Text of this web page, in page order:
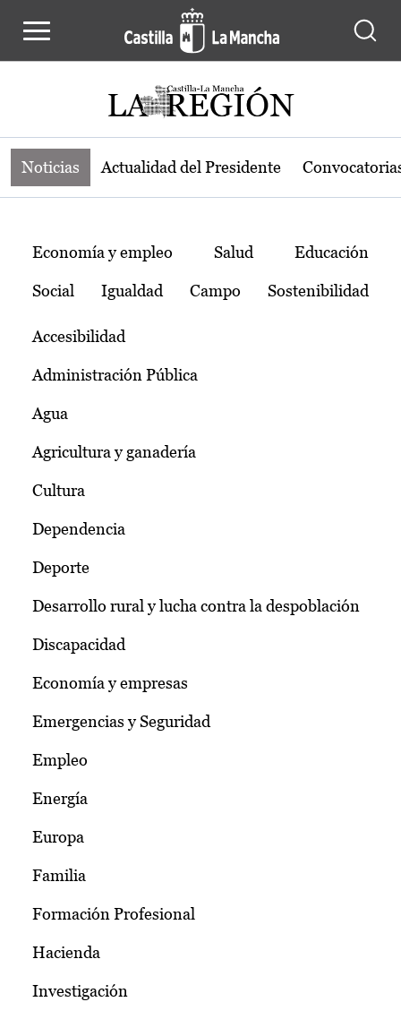
Noticias de la región de Castilla-La
Noticias Actualidad del Presidente
Temas
Economía y empleo Salud Educación
Social Igualdad Campo Sostenibilidad
Accesibilidad
Administración Pública
Agua
Agricultura y ganadería
Cultura
Dependencia
Deporte
Desarrollo rural y lucha contra la despoblación
Discapacidad
Economía y empresas
Emergencias y Seguridad
Empleo
Energía
Europa
Familia
Formación Profesional
Hacienda
Investigación